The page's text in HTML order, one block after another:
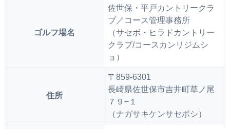
ゴルフ場名
佐世保・平戸カントリークラ
ブ／コース管理事務所
（サセボ・ヒラドカントリー
クラブ/コースカンリジムシ
ョ）
住所
〒859-6301
長崎県佐世保市吉井町草ノ尾
７９−１
（ナガサキケンサセボシ）